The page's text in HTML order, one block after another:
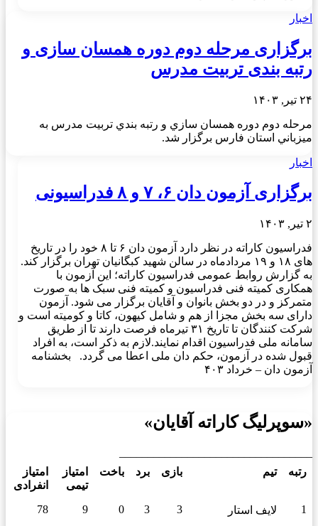
اخبار
برگزاری مرحله دوم دوره همسان سازی و
رتبه بندی تربیت مدرس
۲۴ تیر, ۱۴۰۳
مرحله دوم دوره همسان سازي و رتبه بندي تربيت مدرس به
ميزباني استان فارس برگزار شد.
اخبار
برگزاری آزمون دان ۶، ۷ و ۸ فدراسیونی
۲ تیر, ۱۴۰۳
فدراسیون کاراته در نظر دارد آزمون دان ۶ تا ۸ خود را در تاریخ
های ۱۸ و ۱۹ مردادماه در سالن شهید کبگانیان تهران برگزار کند.
به گزارش روابط عمومی فدراسیون کاراته؛ این آزمون با
همکاری کمیته فنی فدراسیون و کمیته فنی سبک ها به صورت
متمرکز و در دو بخش بانوان و آقایان برگزار می شود. آزمون
دارای سه بخش مجزا از هم و شامل کیهون، کاتا و کومیته است و
شرکت کنندگان تا تاریخ ۳۱ تیرماه فرصت دارند تا از طریق
سامانه ملی فدراسیون اقدام نمایند.لازم به ذکر است، به افراد
قبول شده در آزمون، حکم دان ملی اعطا می گردد. بخشنامه
آزمون دان – خرداد ۴۰۳
«سوپرلیگ کاراته آقایان»
رتبه
تیم بازی برد باخت
امتیاز
تیمی
امتیاز
انفرادی
1
لایف استار 3
3
0
9
78